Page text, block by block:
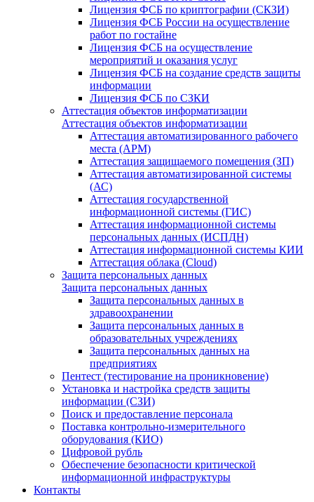
Лицензия ФСБ по криптографии (СКЗИ)
Лицензия ФСБ России на осуществление
работ по гостайне
Лицензия ФСБ на осуществление
мероприятий и оказания услуг
Лицензия ФСБ на создание средств защиты
информации
Лицензия ФСБ по СЗКИ
Аттестация объектов информатизации
Аттестация объектов информатизации
Аттестация автоматизированного рабочего
места (АРМ)
Аттестация защищаемого помещения (ЗП)
Аттестация автоматизированной системы
(АС)
Аттестация государственной
информационной системы (ГИС)
Аттестация информационной системы
персональных данных (ИСПДН)
Аттестация информационной системы КИИ
Аттестация облака (Cloud)
Защита персональных данных
Защита персональных данных
Защита персональных данных в
здравоохранении
Защита персональных данных в
образовательных учреждениях
Защита персональных данных на
предприятиях
Пентест (тестирование на проникновение)
Установка и настройка средств защиты
информации (СЗИ)
Поиск и предоставление персонала
Поставка контрольно-измерительного
оборудования (КИО)
Цифровой рубль
Обеспечение безопасности критической
информационной инфраструктуры
Контакты